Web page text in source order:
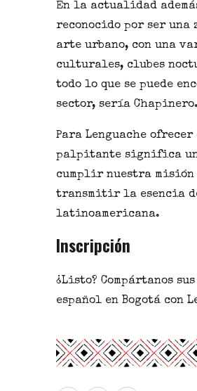
En la actualidad
reconocido por ser
arte urbano, con una
culturales, clubes
todo lo que se puede
sector, sería Chapinero.
Para Lenguache
palpitante significa
cumplir nuestra misión
transmitir la esencia
latinoamericana.
Inscripción
¿Listo? Compártanos
español en Bogotá con